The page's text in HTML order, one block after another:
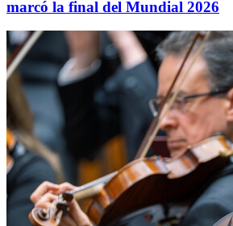
marcó la final del Mundial 2026